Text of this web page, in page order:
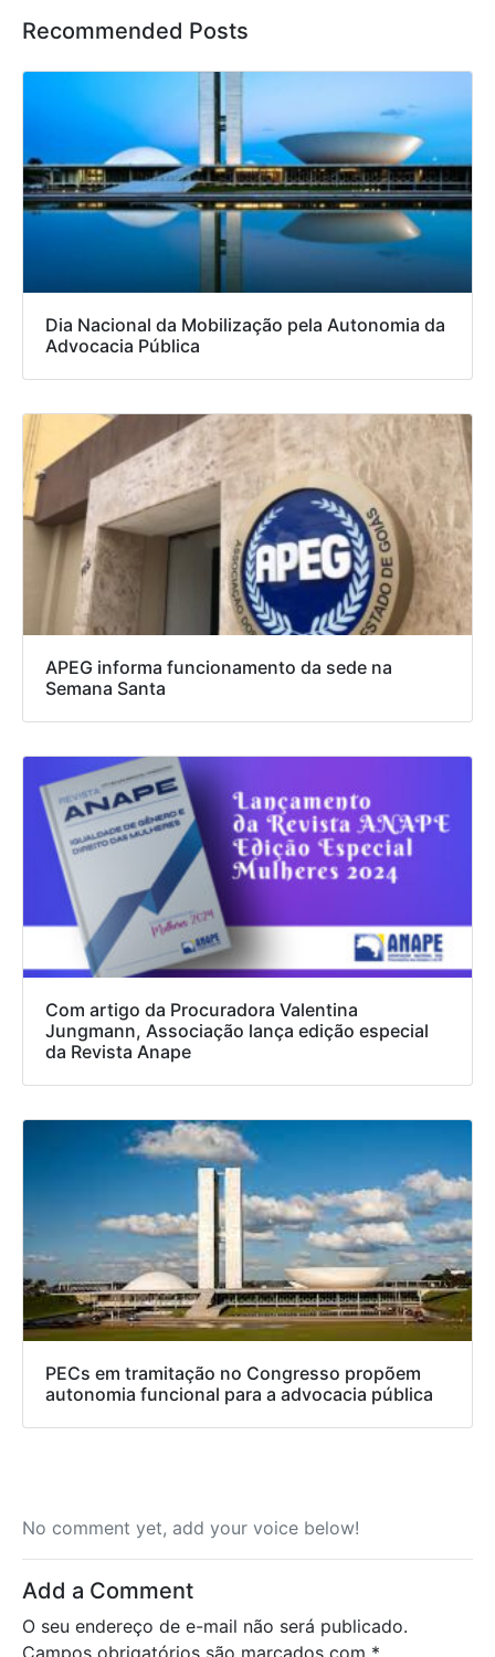
Recommended Posts
Dia Nacional da Mobilização pela Autonomia da
Advocacia Pública
APEG informa funcionamento da sede na
Semana Santa
Com artigo da Procuradora Valentina
Jungmann, Associação lança edição especial
da Revista Anape
PECs em tramitação no Congresso propõem
autonomia funcional para a advocacia pública
No comment yet, add your voice below!
Add a Comment
O seu endereço de e-mail não será publicado.